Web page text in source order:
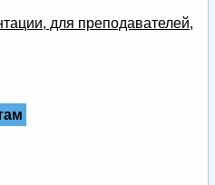
для преподавателей,